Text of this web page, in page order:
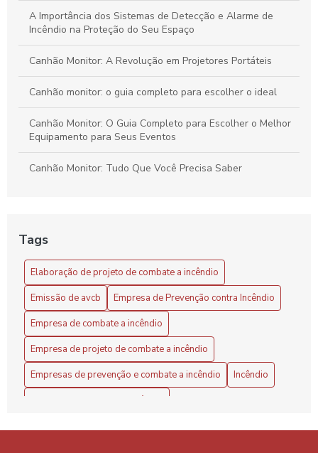
A Importância dos Sistemas de Detecção e Alarme de
Incêndio na Proteção do Seu Espaço
Canhão Monitor: A Revolução em Projetores Portáteis
Canhão monitor: o guia completo para escolher o ideal
Canhão Monitor: O Guia Completo para Escolher o Melhor
Equipamento para Seus Eventos
Canhão Monitor: Tudo Que Você Precisa Saber
Incêndio
Como Calcular o Valor de Projeto de Combate a Incêndio
de Forma Eficiente
Como calcular o valor de um projeto preventivo de incêndio
de forma eficaz
Como calcular o valor do projeto preventivo de incêndio de
forma eficaz
Tags
Elaboração de projeto de combate a incêndio
Emissão de avcb
Empresa de Prevenção contra Incêndio
Empresa de combate a incêndio
Empresa de projeto de combate a incêndio
Empresas de prevenção e combate a incêndio
Incêndio